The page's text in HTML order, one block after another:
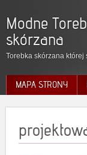
Modne
skórzana
Torebka skórzana
MAPA STRONY